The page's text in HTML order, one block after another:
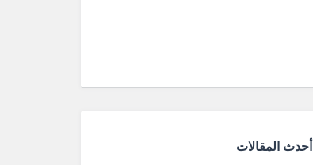
أحدث المقالات